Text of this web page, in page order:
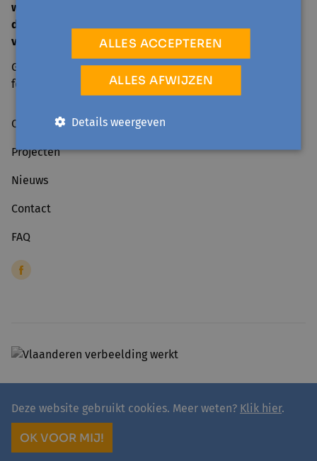
woe
do
vrij
Gesloten tijdens schoolvakanties en op officiële
feestdagen.
Over ons
Projecten
Nieuws
Contact
FAQ
© 2026 - avansa
Algemene voorwaarden
site by
Deze website gebruikt cookies. Meer weten? Klik hier.
OK VOOR MIJ!
ALLES ACCEPTEREN
ALLES AFWIJZEN
Details weergeven